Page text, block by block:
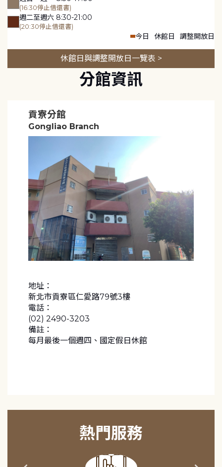
(16:30停止借還書)
週二至週六 8:30-21:00
(20:30停止借還書)
今日 休館日 調整開放日
休館日與調整開放日一覽表 >
分館資訊
貢寮分館
Gongliao Branch
地址：
新北市貢寮區仁愛路79號3樓
電話：
(02) 2490-3203
備註：
每月最後一個週四、國定假日休館
熱門服務